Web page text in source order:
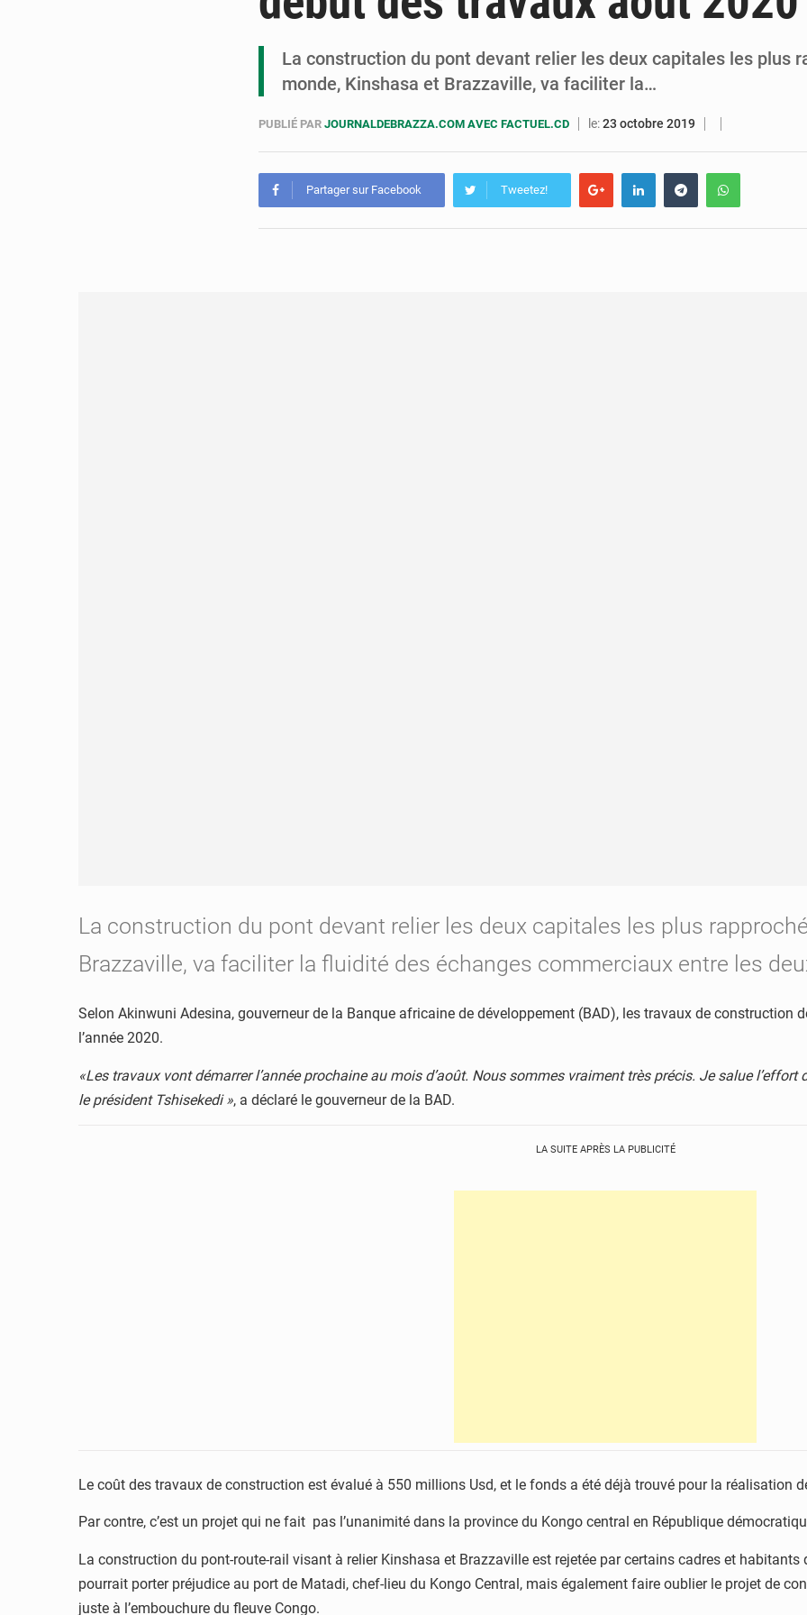
La construction du pont devant relier les deux capitales les plus
monde, Kinshasa et Brazzaville, va faciliter la…
PUBLIÉ PAR JOURNALDEBRAZZA.COM AVEC FACTUEL.CD le:23 octobre 2019
Partager sur Facebook Tweetez!
La construction du pont devant relier les deux capitales les plus
Brazzaville, va faciliter la fluidité des échanges commerciaux entre les
Selon Akinwuni Adesina, gouverneur de la Banque africaine de développement (BAD), les travaux de construction
l’année 2020.
«Les travaux vont démarrer l’année prochaine au mois d’août. Nous sommes vraiment très précis. Je salue
le président Tshisekedi », a déclaré le gouverneur de la BAD.
LA SUITE APRÈS LA PUBLICITÉ
Le coût des travaux de construction est évalué à 550 millions Usd, et le fonds a été déjà trouvé pour la réalisation
Par contre, c’est un projet qui ne fait pas l’unanimité dans la province du Kongo central en République
La construction du pont-route-rail visant à relier Kinshasa et Brazzaville est rejetée par certains cadres et
pourrait porter préjudice au port de Matadi, chef-lieu du Kongo Central, mais également faire oublier le projet de
juste à l’embouchure du fleuve Congo.